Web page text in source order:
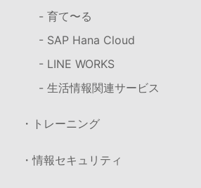
- 育て〜る
- SAP Hana Cloud
- LINE WORKS
- 生活情報関連サービス
・トレーニング
・情報セキュリティ